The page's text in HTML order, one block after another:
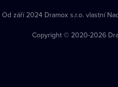
Od září 2024 Dramox s.r.o. vlastní
Copyright © 2020-2026